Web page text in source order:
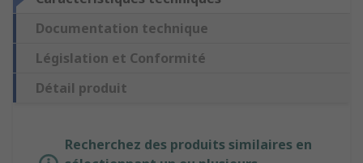
Documentation technique
Législation et Conformité
Détail produit
Recherchez des produits similaires en